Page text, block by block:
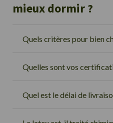
mieux dormir ?
Quels critères pour bien
Quelles sont vos
Quel est le délai de